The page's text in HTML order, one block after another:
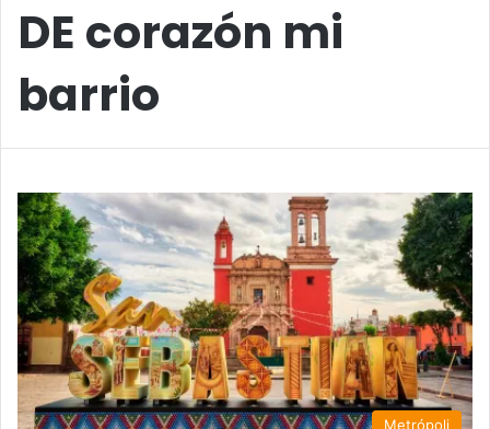
DE corazón mi
barrio
Metrópoli